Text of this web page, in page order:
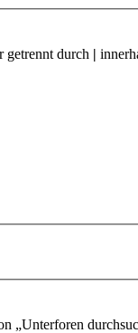
getrennt durch |
„Unterforen